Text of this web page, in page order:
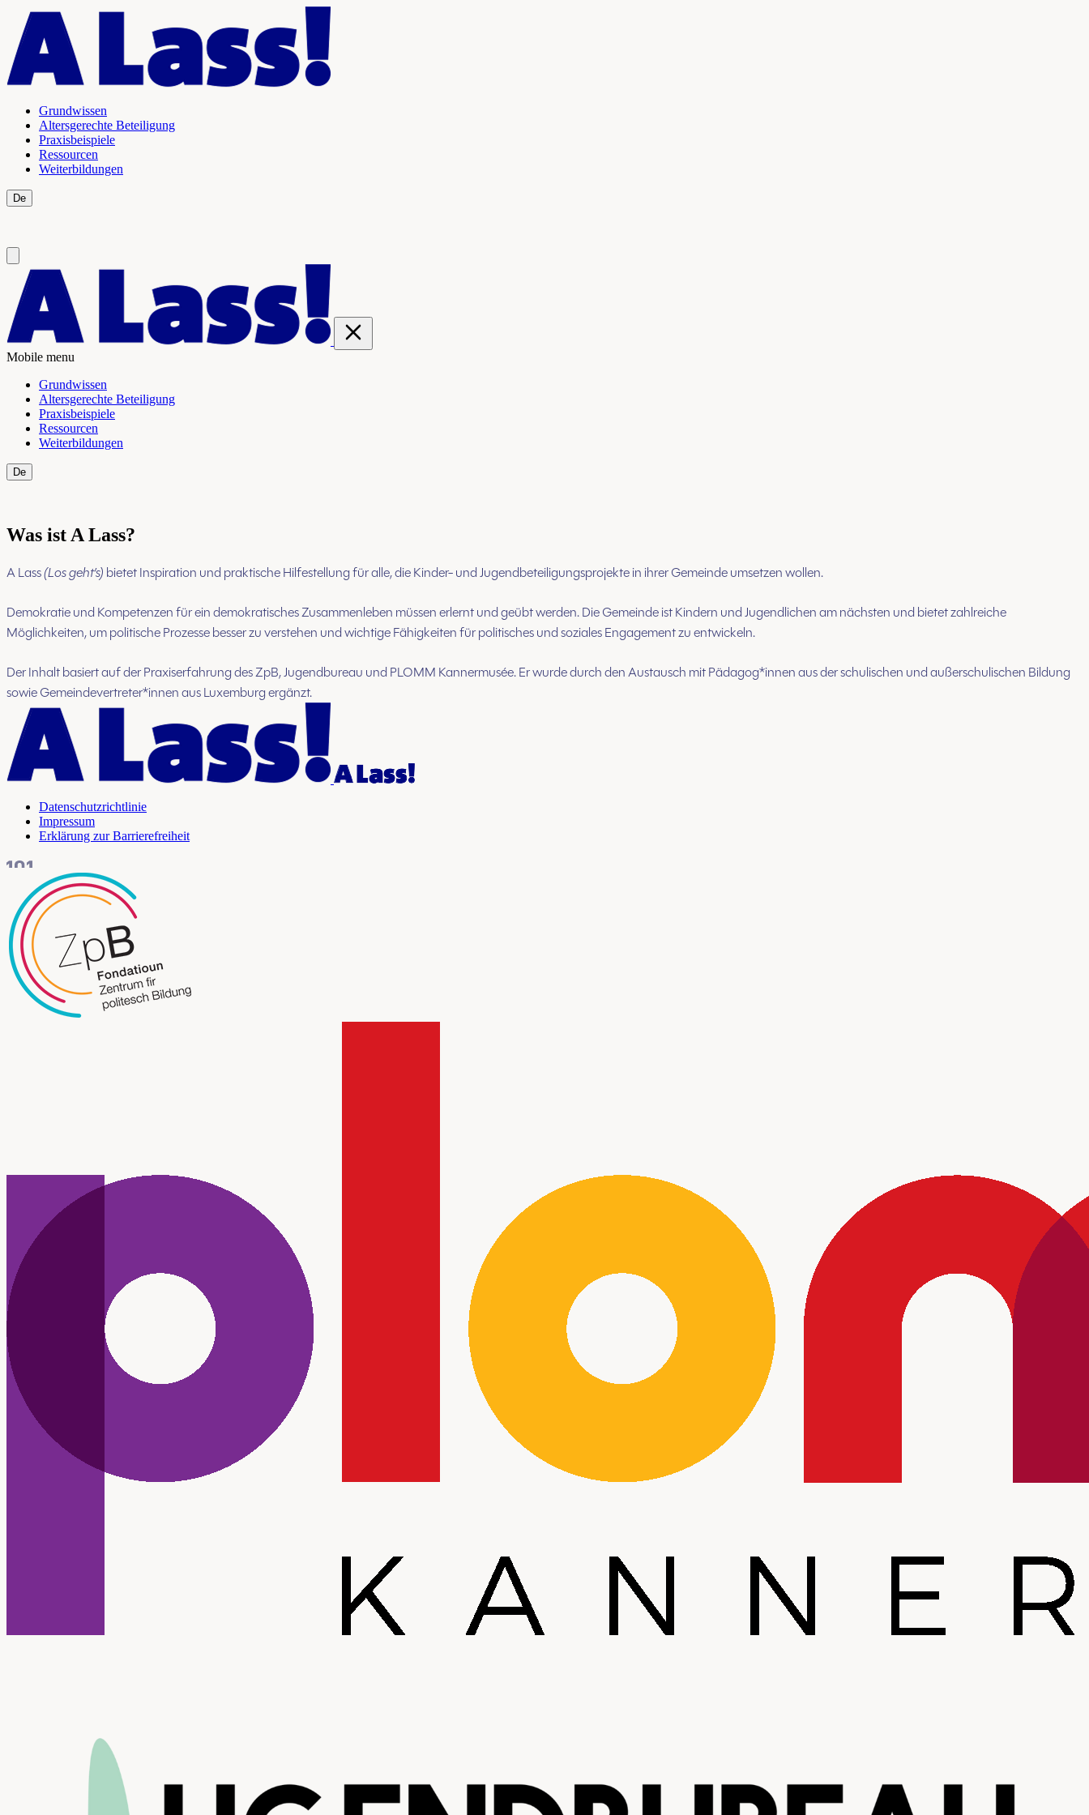
Grundwissen
Altersgerechte Beteiligung
Praxisbeispiele
Ressourcen
Weiterbildungen
De
Mobile menu
Grundwissen
Altersgerechte Beteiligung
Praxisbeispiele
Ressourcen
Weiterbildungen
De
Was ist A Lass?
A Lass(Los geht’s) bietet Inspiration und praktische Hilfestellung für alle, die Kinder- und Jugendbeteiligungsprojekte in ihrer Gemeinde umsetzen wollen.
Demokratie und Kompetenzen für ein demokratisches Zusammenleben müssen erlernt und geübt werden. Die Gemeinde ist Kindern und Jugendlichen am nächsten und bietet zahlreiche
Möglichkeiten, um politische Prozesse besser zu verstehen und wichtige Fähigkeiten für politisches und soziales Engagement zu entwickeln.
Der Inhalt basiert auf der Praxiserfahrung des ZpB, Jugendbureau und PLOMM Kannermusée. Er wurde durch den Austausch mit Pädagog*innen aus der schulischen und außerschulischen Bildung
sowie Gemeindevertreter*innen aus Luxemburg ergänzt.
Datenschutzrichtlinie
Impressum
Erklärung zur Barrierefreiheit